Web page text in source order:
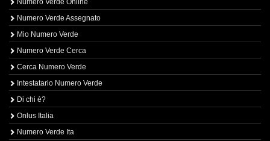
Numero Verde Online
Numero Verde Assegnato
Mio Numero Verde
Numero Verde Cerca
Cerca Numero Verde
Intestatario Numero Verde
Di chi è?
Onlus Italia
Numero Verde Ita